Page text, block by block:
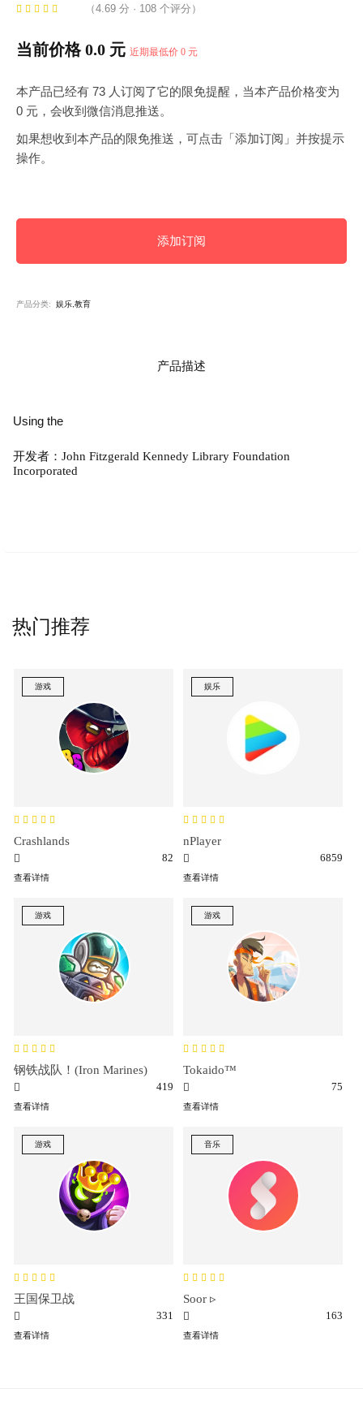
（4.69 分 · 108 个评分）
当前价格 0.0 元 近期最低价 0 元
本产品已经有 73 人订阅了它的限免提醒，当本产品价格变为
0 元，会收到微信消息推送。
如果想收到本产品的限免推送，可点击「添加订阅」并按提示
操作。
添加订阅
产品分类: 娱乐,教育
产品描述
Using the
开发者：John Fitzgerald Kennedy Library Foundation
Incorporated
热门推荐
游戏
Crashlands
82
查看详情
娱乐
nPlayer
6859
查看详情
游戏
钢铁战队！(Iron Marines)
419
查看详情
游戏
Tokaido™
75
查看详情
游戏
王国保卫战
331
查看详情
音乐
Soor ▹
163
查看详情